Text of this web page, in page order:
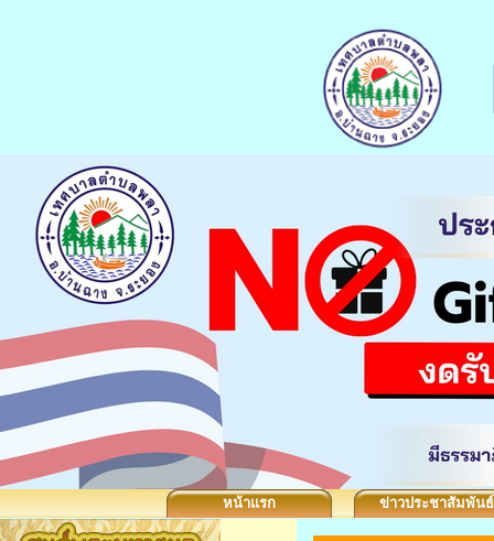
หน้าแรก ข่าวประชาสัมพันธ์